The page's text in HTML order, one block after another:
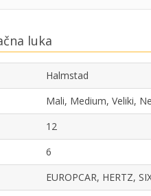
luka
Halmstad
Mali, Medium, Veliki,
12
6
EUROPCAR, HERTZ,